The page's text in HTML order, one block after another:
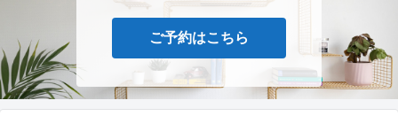
ご予約はこちら